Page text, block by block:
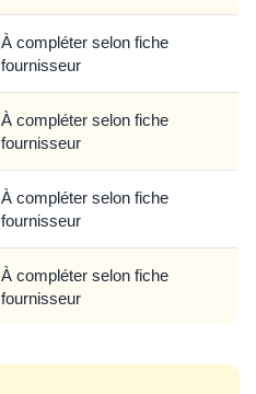
À compléter selon fiche
fournisseur
À compléter selon fiche
fournisseur
À compléter selon fiche
fournisseur
À compléter selon fiche
fournisseur